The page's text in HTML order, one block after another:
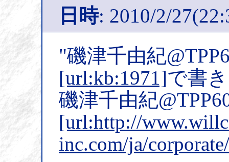
日時: 2010/2/
"磯津千由紀
[url:kb:1971]で書
磯津千由紀
[url:http://
inc.com/ja/